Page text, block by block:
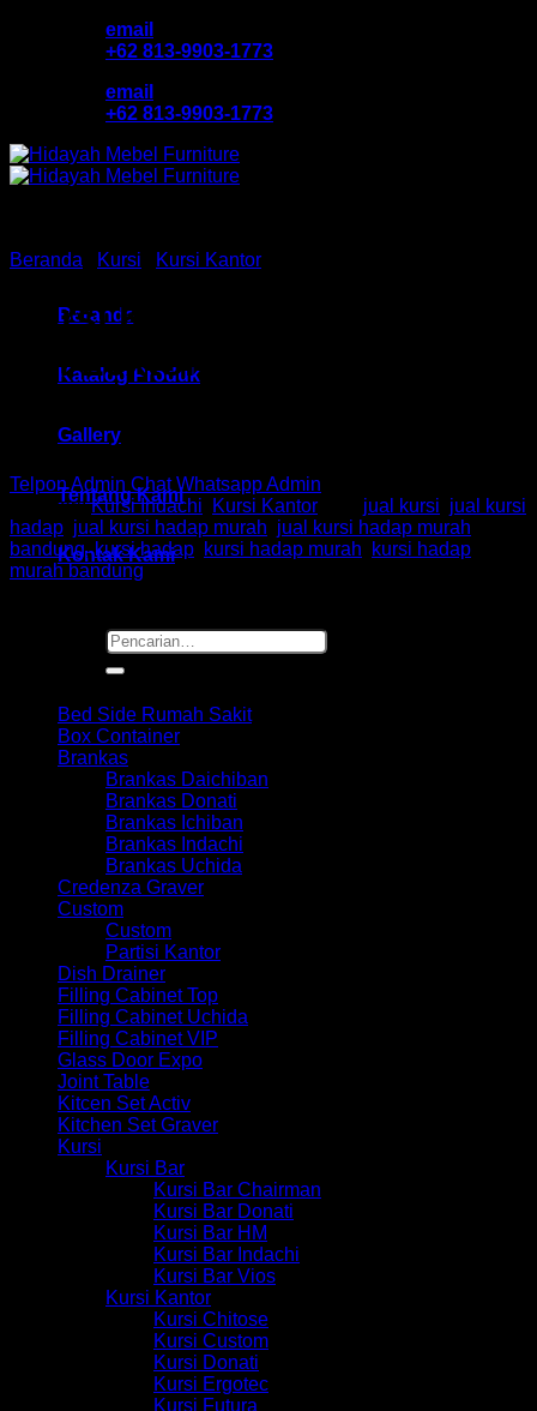
email
+62 813-9903-1773
email
+62 813-9903-1773
Beranda
Katalog Produk
Gallery
Tentang Kami
Kontak Kami
Pencarian
untuk:
Beranda Kursi Kursi Kantor
Kursi Kantor Hadap Indachi
HM Lexton III VCR Bandung
Telpon Admin Chat Whatsapp Admin
Kategori:Kursi Indachi Kursi Kantor jual kursi jual kursi
hadap jual kursi hadap murah jual kursi hadap murah
bandung,kursi hadap kursi hadap murah
kursi hadap
murah bandung
Bed Side Rumah Sakit
Box Container
Brankas
Brankas Daichiban
Brankas Donati
Brankas Ichiban
Brankas Indachi
Brankas Uchida
Credenza Graver
Custom
Custom
Partisi Kantor
Dish Drainer
Filling Cabinet Top
Filling Cabinet Uchida
Filling Cabinet VIP
Glass Door Expo
Joint Table
Kitcen Set Activ
Kitchen Set Graver
Kursi
Kursi Bar
Kursi Bar Chairman
Kursi Bar Donati
Kursi Bar HM
Kursi Bar Indachi
Kursi Bar Vios
Kursi Kantor
Kursi Chitose
Kursi Custom
Kursi Donati
Kursi Ergotec
Kursi Futura